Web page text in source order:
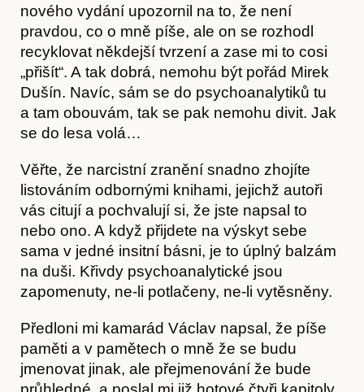
Akce
O nás
nového vydání upozornil na to, že není
pravdou, co o mně píše, ale on se rozhodl
recyklovat někdejší tvrzení a zase mi to cosi
„přišít“. A tak dobrá, nemohu být pořád Mirek
Dušín. Navíc, sám se do psychoanalytiků tu
a tam obouvám, tak se pak nemohu divit. Jak
se do lesa volá…
Věřte, že narcistní zranění snadno zhojíte
listováním odbornými knihami, jejichž autoři
vás citují a pochvalují si, že jste napsal to
nebo ono. A když přijdete na výskyt sebe
sama v jedné insitní básni, je to úplný balzám
na duši. Křivdy psychoanalytické jsou
zapomenuty, ne-li potlačeny, ne-li vytěsněny.
Předloni mi kamarád Václav napsal, že píše
paměti a v pamětech o mně že se budu
jmenovat jinak, ale přejmenování že bude